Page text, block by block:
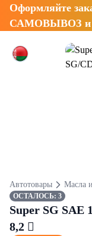
Оформляйте
САМОВЫВОЗ и
Автотовары Масла
ОСТАЛОСЬ: 3
Super SG SAE
8,2 